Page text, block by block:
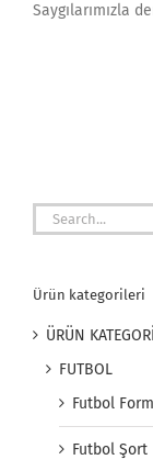
Saygılarımızla
Search
for:
Ürün kategorileri
ÜRÜN
FUTBOL
Futbol
Futbol Şort